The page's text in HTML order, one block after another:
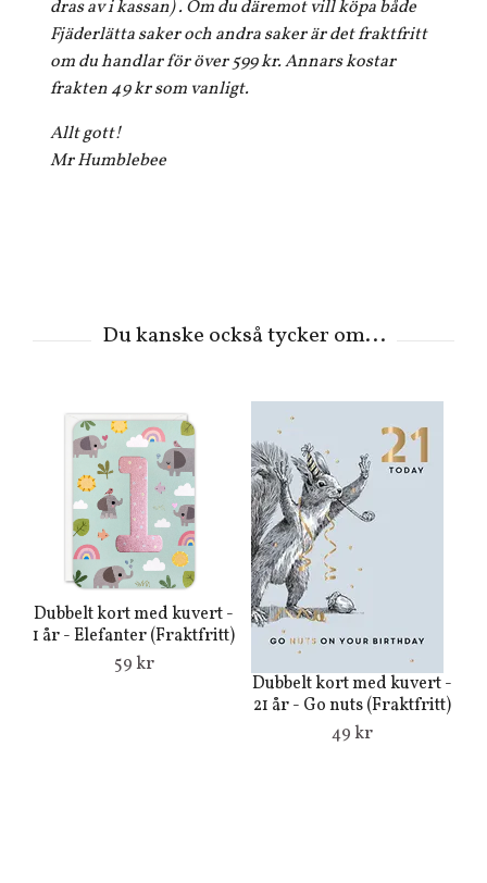
dras av i kassan) . Om du däremot vill köpa både
Fjäderlätta saker och andra saker är det fraktfritt
om du handlar för över 599 kr. Annars kostar
frakten 49 kr som vanligt.
Allt gott!
Mr Humblebee
Dubbelt kort med kuvert -
1 år - Elefanter (Fraktfritt)
59 kr
Dubbelt kort med kuvert -
21 år - Go nuts (Fraktfritt)
49 kr